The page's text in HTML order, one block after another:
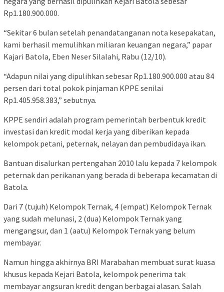
Rp1.180.900.000.
“Sekitar 6 bulan setelah penandatanganan nota kesepakatan,
kami berhasil memulihkan miliaran keuangan negara,” papar
Kajari Batola, Eben Neser Silalahi, Rabu (12/10).
“Adapun nilai yang dipulihkan sebesar Rp1.180.900.000 atau 84
persen dari total pokok pinjaman KPPE senilai
Rp1.405.958.383,” sebutnya.
KPPE sendiri adalah program pemerintah berbentuk kredit
investasi dan kredit modal kerja yang diberikan kepada
kelompok petani, peternak, nelayan dan pembudidaya ikan.
Bantuan disalurkan pertengahan 2010 lalu kepada 7 kelompok
peternak dan perikanan yang berada di beberapa kecamatan di
Batola.
Dari 7 (tujuh) Kelompok Ternak, 4 (empat) Kelompok Ternak
yang sudah melunasi, 2 (dua) Kelompok Ternak yang
mengangsur, dan 1 (aatu) Kelompok Ternak yang belum
membayar.
Namun hingga akhirnya BRI Marabahan membuat surat kuasa
khusus kepada Kejari Batola, kelompok penerima tak
membayar angsuran kredit dengan berbagai alasan. Salah